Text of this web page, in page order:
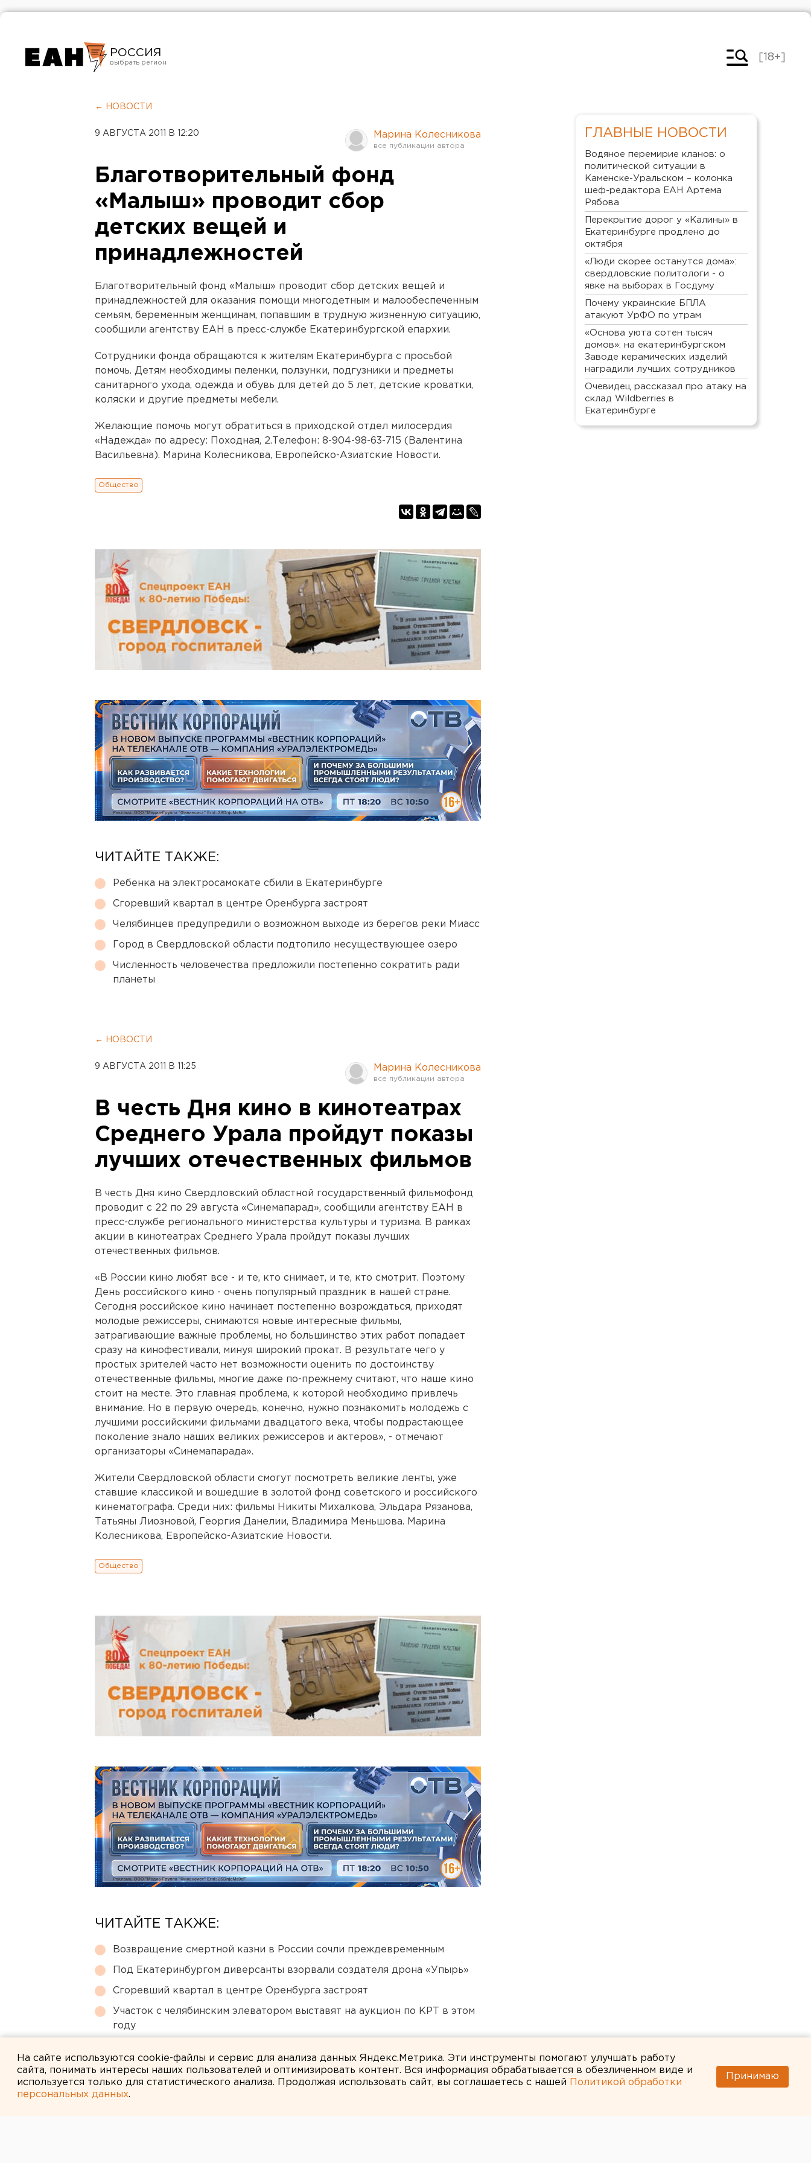
РОССИЯ
Челябинск
[18+]
← НОВОСТИ
9 АВГУСТА 2011 В 12:20 Марина Колесникова
Благотворительный фонд
«Малыш» проводит сбор
детских вещей и
принадлежностей
Благотворительный фонд «Малыш» проводит сбор детских вещей и
принадлежностей для оказания помощи многодетным и малообеспеченным
семьям, беременным женщинам, попавшим в трудную жизненную ситуацию,
сообщили агентству ЕАН в пресс-службе Екатеринбургской епархии.
Сотрудники фонда обращаются к жителям Екатеринбурга с просьбой
помочь. Детям необходимы пеленки, ползунки, подгузники и предметы
санитарного ухода, одежда и обувь для детей до 5 лет, детские кроватки,
коляски и другие предметы мебели.
Желающие помочь могут обратиться в приходской отдел милосердия
«Надежда» по адресу: Походная, 2.Телефон: 8-904-98-63-715 (Валентина
Васильевна). Марина Колесникова, Европейско-Азиатские Новости.
Общество
ЧИТАЙТЕ ТАКЖЕ:
Ребенка на электросамокате сбили в Екатеринбурге
Сгоревший квартал в центре Оренбурга застроят
Челябинцев предупредили о возможном выходе из берегов реки Миасс
Город в Свердловской области подтопило несуществующее озеро
Численность человечества предложили постепенно сократить ради
планеты
← НОВОСТИ
9 АВГУСТА 2011 В 11:25 Марина Колесникова
В честь Дня кино в кинотеатрах
Среднего Урала пройдут показы
лучших отечественных фильмов
В честь Дня кино Свердловский областной государственный фильмофонд
проводит с 22 по 29 августа «Синемапарад», сообщили агентству ЕАН в
пресс-службе регионального министерства культуры и туризма. В рамках
акции в кинотеатрах Среднего Урала пройдут показы лучших
отечественных фильмов.
«В России кино любят все - и те, кто снимает, и те, кто смотрит. Поэтому
День российского кино - очень популярный праздник в нашей стране.
Сегодня российское кино начинает постепенно возрождаться, приходят
молодые режиссеры, снимаются новые интересные фильмы,
затрагивающие важные проблемы, но большинство этих работ попадает
сразу на кинофестивали, минуя широкий прокат. В результате чего у
простых зрителей часто нет возможности оценить по достоинству
отечественные фильмы, многие даже по-прежнему считают, что наше кино
стоит на месте. Это главная проблема, к которой необходимо привлечь
внимание. Но в первую очередь, конечно, нужно познакомить молодежь с
лучшими российскими фильмами двадцатого века, чтобы подрастающее
поколение знало наших великих режиссеров и актеров», - отмечают
организаторы «Синемапарада».
Жители Свердловской области смогут посмотреть великие ленты, уже
ставшие классикой и вошедшие в золотой фонд советского и российского
кинематографа. Среди них: фильмы Никиты Михалкова, Эльдара Рязанова,
Татьяны Лиозновой, Георгия Данелии, Владимира Меньшова. Марина
Колесникова, Европейско-Азиатские Новости.
Общество
ЧИТАЙТЕ ТАКЖЕ:
Возвращение смертной казни в России сочли преждевременным
Под Екатеринбургом диверсанты взорвали создателя дрона «Упырь»
Сгоревший квартал в центре Оренбурга застроят
Участок с челябинским элеватором выставят на аукцион по КРТ в этом
году
ГЛАВНЫЕ НОВОСТИ
Водяное перемирие кланов: о
политической ситуации в
Каменске-Уральском – колонка
шеф-редактора ЕАН Артема
Рябова
Перекрытие дорог у «Калины» в
Екатеринбурге продлено до
октября
«Люди скорее останутся дома»:
свердловские политологи - о
явке на выборах в Госдуму
Почему украинские БПЛА
атакуют УрФО по утрам
«Основа уюта сотен тысяч
домов»: на екатеринбургском
Заводе керамических изделий
наградили лучших сотрудников
Очевидец рассказал про атаку на
склад Wildberries в
Екатеринбурге
На сайте используются cookie-файлы и сервис для анализа данных Яндекс.Метрика. Эти инструменты помогают улучшать работу
сайта, понимать интересы наших пользователей и оптимизировать контент. Вся информация обрабатывается в обезличенном виде и
используется только для статистического анализа. Продолжая использовать сайт, вы соглашаетесь с нашей
Политикой обработки
персональных данных.
Принимаю